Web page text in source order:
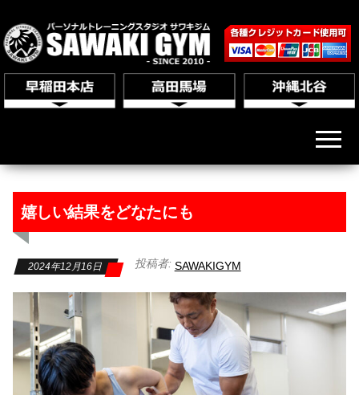
嬉しい結果をどなたにも
2024年12月16日 投稿者: SAWAKIGYM